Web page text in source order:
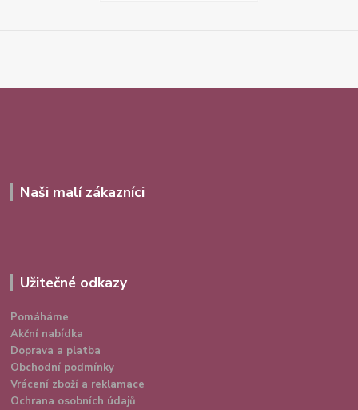
Naši malí zákazníci
Užitečné odkazy
Pomáháme
Akční nabídka
Doprava a platba
Obchodní podmínky
Vrácení zboží a reklamace
Ochrana osobních údajů